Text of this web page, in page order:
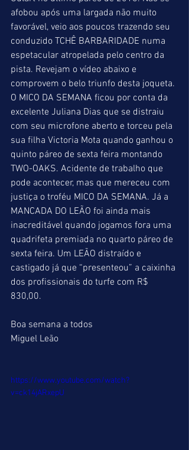
afobou após uma largada não muito
favorável, veio aos poucos trazendo seu
conduzido TCHÊ BARBARIDADE numa
espetacular atropelada pelo centro da
pista. Revejam o vídeo abaixo e
comprovem o belo triunfo desta joqueta.
O MICO DA SEMANA ficou por conta da
excelente Juliana Dias que se distraiu
com seu microfone aberto e torceu pela
sua filha Victoria Mota quando ganhou o
quinto páreo de sexta feira montando
TWO-OAKS. Acidente de trabalho que
pode acontecer, mas que mereceu com
justiça o troféu MICO DA SEMANA. Já a
MANCADA DO LEÃO foi ainda mais
inacreditável quando jogamos fora uma
quadrifeta premiada no quarto páreo de
sexta feira. Um LEÃO distraído e
castigado já que “presenteou” a caixinha
dos profissionais do turfe com R$
830,00.
Boa semana a todos
Miguel Leão
https://www.youtube.com/watch?
v=ck14jARxepU